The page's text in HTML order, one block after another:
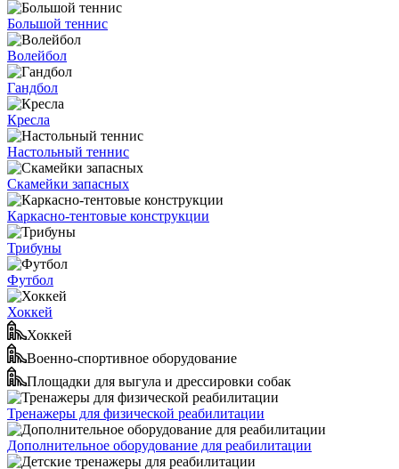
Большой теннис
Волейбол
Гандбол
Кресла
Настольный теннис
Скамейки запасных
Каркасно-тентовые конструкции
Трибуны
Футбол
Хоккей
Хоккей
Военно-спортивное оборудование
Площадки для выгула и дрессировки собак
Тренажеры для физической реабилитации
Дополнительное оборудование для реабилитации